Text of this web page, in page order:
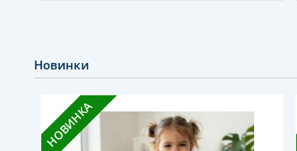
Новинки
НОВИНКА